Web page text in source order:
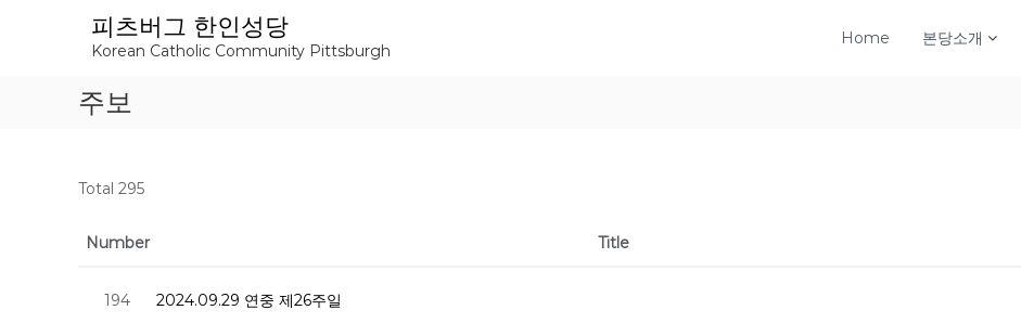
피츠버그 한인성당
Korean Catholic Community Pittsburgh
Home 본당소개
주보
Total 295
Number Title
194 2024.09.29 연중 제26주일